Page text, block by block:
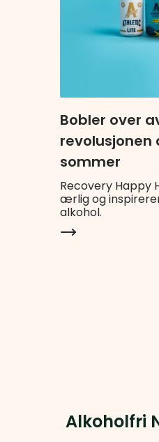
Bobler over
revolusjonen
sommer
Recovery Happy
ærlig og
alkohol.
Alkoholfri